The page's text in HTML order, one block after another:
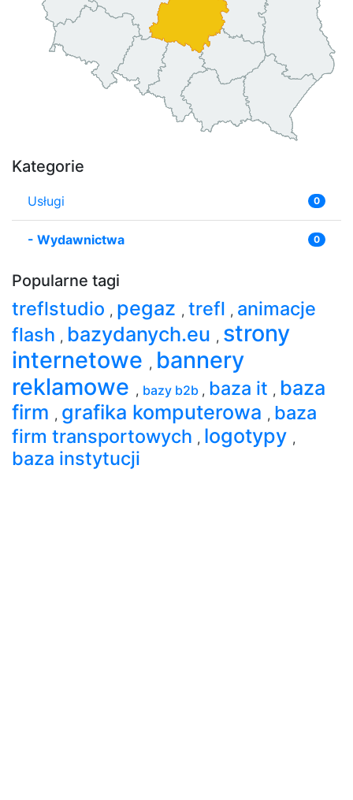
Kategorie
Usługi 0
- Wydawnictwa 0
Popularne tagi
treflstudio , pegaz , trefl , animacje
flash , bazydanych.eu , strony
internetowe , bannery
reklamowe , bazy b2b , baza it , baza
firm , grafika komputerowa , baza
firm transportowych , logotypy ,
baza instytucji